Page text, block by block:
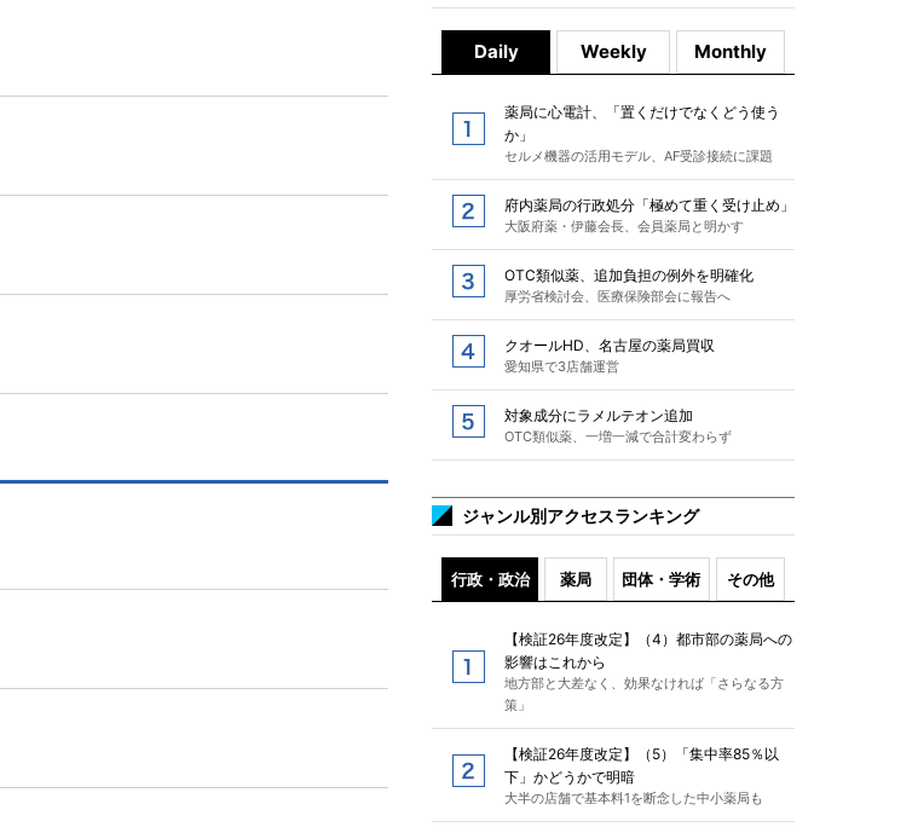
Daily Weekly Monthly
薬局に心電計、「置くだけでなくどう使う
か」
セルメ機器の活用モデル、AF受診接続に課題
府内薬局の行政処分「極めて重く受け止め」
大阪府薬・伊藤会長、会員薬局と明かす
OTC類似薬、追加負担の例外を明確化
厚労省検討会、医療保険部会に報告へ
クオールHD、名古屋の薬局買収
愛知県で3店舗運営
対象成分にラメルテオン追加
OTC類似薬、一増一減で合計変わらず
ジャンル別アクセスランキング
行政・政治 薬局 団体・学術 その他
【検証26年度改定】（4）都市部の薬局への
影響はこれから
地方部と大差なく、効果なければ「さらなる方
策」
【検証26年度改定】（5）「集中率85％以
下」かどうかで明暗
大半の店舗で基本料1を断念した中小薬局も